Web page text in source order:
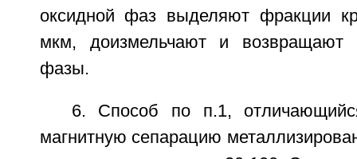
оксидной фаз выделяют фракции
мкм, доизмельчают и возвращают
фазы.
6. Способ по п.1,
магнитную сепарацию